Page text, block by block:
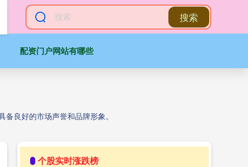
搜索
配资门户网站有哪些
良好的市场声誉和品牌形象。
个股实时涨跌榜